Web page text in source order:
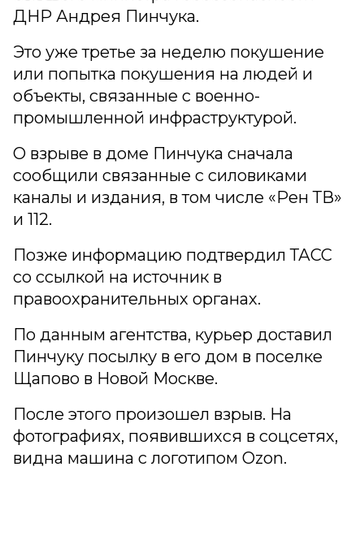
ДНР Андрея Пинчука.
Это уже третье за неделю покушение
или попытка покушения на людей и
объекты, связанные c военно-
промышленной инфраструктурой.
О взрыве в доме Пинчука сначала
сообщили связанные с силовиками
каналы и издания, в том числе «Рен ТВ»
и 112.
Позже информацию подтвердил ТАСС
со ссылкой на источник в
правоохранительных органах.
По данным агентства, курьер доставил
Пинчуку посылку в его дом в поселке
Щапово в Новой Москве.
После этого произошел взрыв. На
фотографиях, появившихся в соцсетях,
видна машина с логотипом Ozon.